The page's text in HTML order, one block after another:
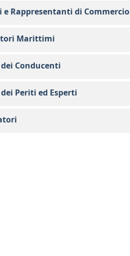
e Rappresentanti di Commercio
Marittimi
Conducenti
Periti ed Esperti